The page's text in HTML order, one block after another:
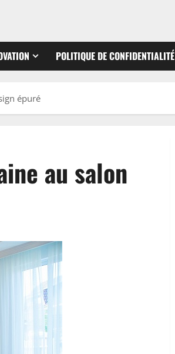
POLITIQUE DE CONFIDENTIALITÉ
épuré
au salon